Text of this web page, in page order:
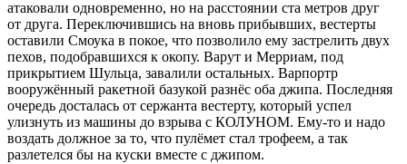
атаковали одновременно, но на расстоянии ста метров друг
от друга. Переключившись на вновь прибывших, вестерты
оставили Смоука в покое, что позволило ему застрелить двух
пехов, подобравшихся к окопу. Варут и Мерриам, под
прикрытием Шульца, завалили остальных. Варпортр
вооружённый ракетной базукой разнёс оба джипа. Последняя
очередь досталась от сержанта вестерту, который успел
улизнуть из машины до взрыва с КОЛУНОМ. Ему-то и надо
воздать должное за то, что пулёмет стал трофеем, а так
разлетелся бы на куски вместе с джипом.